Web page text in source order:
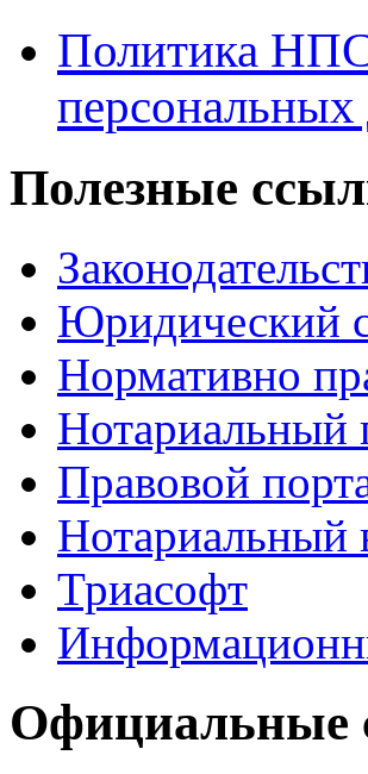
Политика
Полезные
Юридический
Нормативно
Нотариальный
Правовой
Нотариальный
Триасофт
Официальные